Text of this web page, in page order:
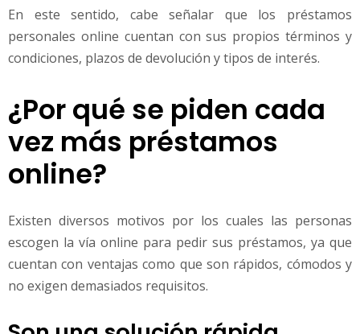
En este sentido, cabe señalar que los préstamos
personales online cuentan con sus propios términos y
condiciones, plazos de devolución y tipos de interés.
¿Por qué se piden cada
vez más préstamos
online?
Existen diversos motivos por los cuales las personas
escogen la vía online para pedir sus préstamos, ya que
cuentan con ventajas como que son rápidos, cómodos y
no exigen demasiados requisitos.